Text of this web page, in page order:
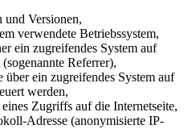
und Versionen,
verwendete Betriebssystem,
ein zugreifendes System auf
Referrer),
ein zugreifendes System auf
werden,
Zugriffs auf die Internetseite,
Adresse (anonymisierte IP-